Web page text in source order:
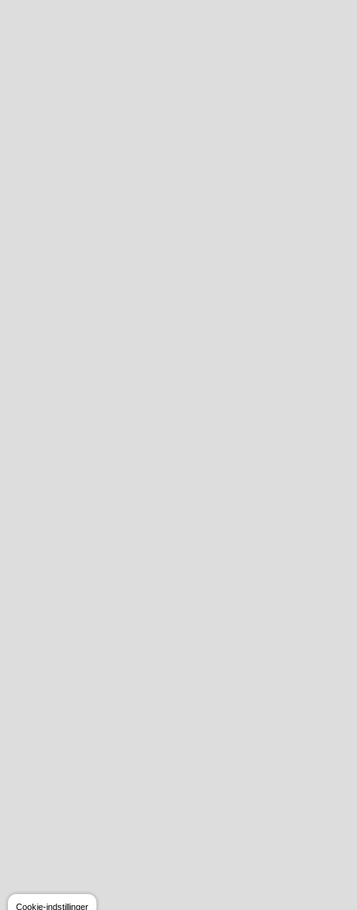
Cookie-indstillinger